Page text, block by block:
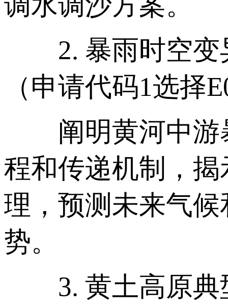
2. 暴雨时空变
（申请代码1选择
阐明黄河中游
程和传递机制，
理，预测未来气
势。
3. 黄土高原典